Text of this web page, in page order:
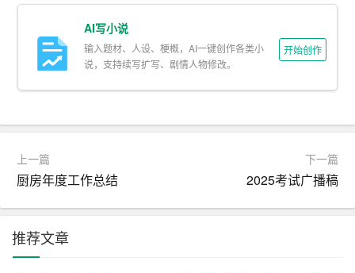
素质、行业动态等方面。
二、网申技巧
好充分的准备。
网申试题题量较大，求职者需要在规定时间内完成。因
此，提高答题速度至关重要。以下几点建议仅供参考：
AI写小说
输入题材、人设、梗概，AI一键创作各类小
说，支持续写扩写、剧情人物修改。
开始创作
上一篇
厨房年度工作总结
下一篇
2025考试广播稿
推荐文章